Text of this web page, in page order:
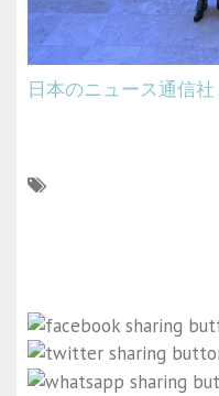
日本のニュース通信社